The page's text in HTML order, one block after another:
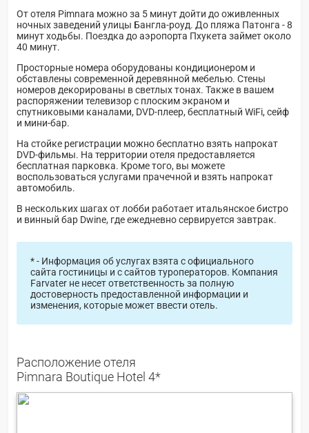
От отеля Pimnara можно за 5 минут дойти до оживленных
ночных заведений улицы Бангла-роуд. До пляжа Патонга - 8
минут ходьбы. Поездка до аэропорта Пхукета займет около
40 минут.
Просторные номера оборудованы кондиционером и
обставлены современной деревянной мебелью. Стены
номеров декорированы в светлых тонах. Также в вашем
распоряжении телевизор с плоским экраном и
спутниковыми каналами, DVD-плеер, бесплатный WiFi, сейф
и мини-бар.
На стойке регистрации можно бесплатно взять напрокат
DVD-фильмы. На территории отеля предоставляется
бесплатная парковка. Кроме того, вы можете
воспользоваться услугами прачечной и взять напрокат
автомобиль.
В нескольких шагах от лобби работает итальянское бистро
и винный бар Dwine, где ежедневно сервируется завтрак.
* - Информация об услугах взята с официального
сайта гостиницы и с сайтов туроператоров. Компания
Farvater не несет ответственность за полную
достоверность предоставленной информации и
изменения, которые может ввести отель.
Расположение отеля
Pimnara Boutique Hotel 4*